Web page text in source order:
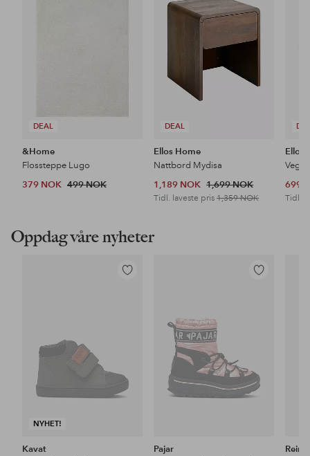
DEAL
&Home
Flossteppe Lugo
379 NOK 499 NOK
DEAL
favoritter
Ellos Home
Nattbord Mydisa
1,189 NOK 1,699 NOK
Tidl. laveste pris1,359 NOK
Ellos
699
Tidl.
Oppdag våre nyheter
NYHET!
Legg
Kavat
Legg
Pajar